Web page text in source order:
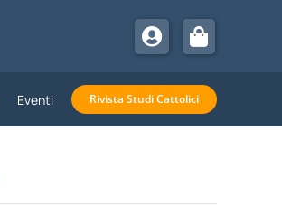
Eventi Rivista Studi Cattolici